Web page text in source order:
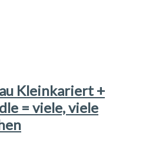
Kleinkariert +
= viele, viele